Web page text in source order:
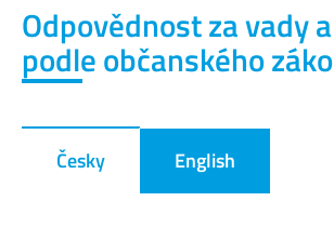
Odpovědnost za vady
podle občanského
Česky English